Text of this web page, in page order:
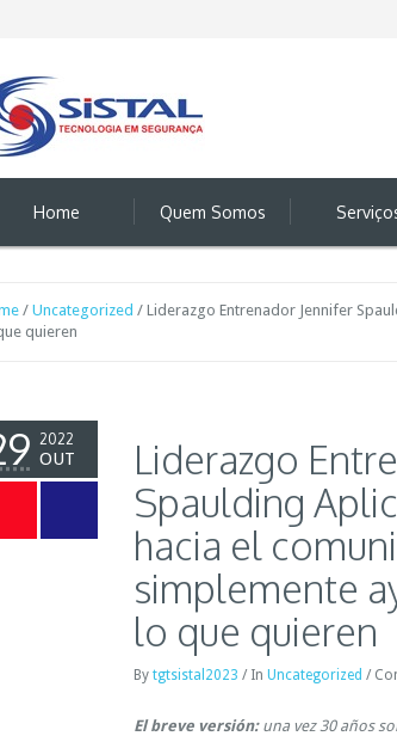
Home Quem Somos
/ Uncategorized / Liderazgo Entrenador Jennifer
quieren
2022
OUT
Liderazgo
Spaulding
hacia el
simplemente
lo que quieren
By tgtsistal2023 / In Uncategorized /
El breve versión: una vez 30 años